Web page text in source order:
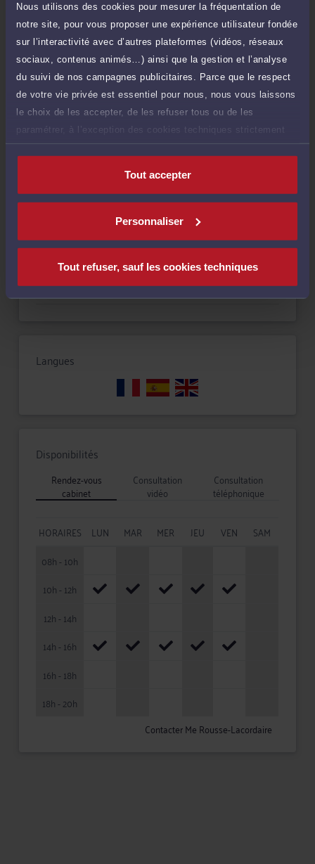
Nous utilisons des cookies pour mesurer la fréquentation de
notre site, pour vous proposer une expérience utilisateur fondée
sur l’interactivité avec d’autres plateformes (vidéos, réseaux
sociaux, contenus animés…) ainsi que la gestion et l’analyse
du suivi de nos campagnes publicitaires. Parce que le respect
de votre vie privée est essentiel pour nous, nous vous laissons
le choix de les accepter, de les refuser tous ou de les
paramétrer, à l’exception des cookies techniques strictement
nécessaires au fonctionnement du site.
Tout accepter
Personnaliser
Tout refuser, sauf les cookies techniques
Question simple
Réponse concise à votre question (moins
de 1.000 caractères)
200 €
TTC
Poser une question
Compétences
Droit du travail
Droit commercial, des affaires et de la concurrence
Droit immobilier
Langues
Disponibilités
Rendez-vous
cabinet
Consultation
vidéo
Consultation
téléphonique
HORAIRES LUN MAR MER JEU VEN
SAM
08h - 10h
10h - 12h
12h - 14h
14h - 16h
16h - 18h
18h - 20h
Contacter Me Rousse-Lacordaire